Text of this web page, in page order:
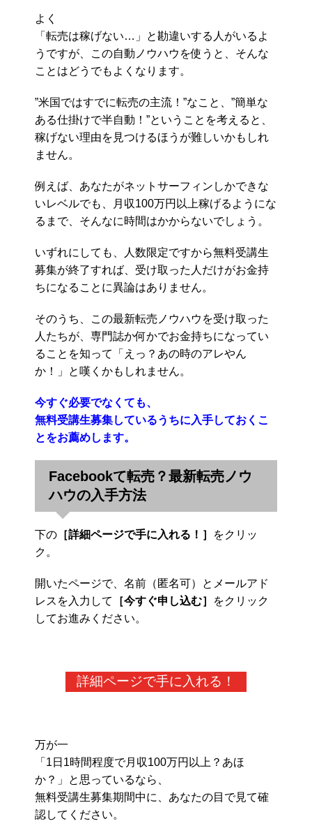
よく
「転売は稼げない…」と勘違いする人がいるよ
うですが、この自動ノウハウを使うと、そんな
ことはどうでもよくなります。
”米国ではすでに転売の主流！”なこと、”簡単な
ある仕掛けで半自動！”ということを考えると、
稼げない理由を見つけるほうが難しいかもしれ
ません。
例えば、あなたがネットサーフィンしかできな
いレベルでも、月収100万円以上稼げるようにな
るまで、そんなに時間はかからないでしょう。
いずれにしても、人数限定ですから無料受講生
募集が終了すれば、受け取った人だけがお金持
ちになることに異論はありません。
そのうち、この最新転売ノウハウを受け取った
人たちが、専門誌か何かでお金持ちになってい
ることを知って「えっ？あの時のアレやん
か！」と嘆くかもしれません。
今すぐ必要でなくても、
無料受講生募集しているうちに入手しておくこ
とをお薦めします。
Facebookて転売？最新転売ノウ
ハウの入手方法
下の ［詳細ページで手に入れる！］
をクリッ
ク。
開いたページで、名前（匿名可）とメールアド
レスを入力して
［今すぐ申し込む］
をクリック
してお進みください。
詳細ページで手に入れる！
万が一
「1日1時間程度で月収100万円以上？あほ
か？」と思っているなら、
無料受講生募集期間中に、あなたの目で見て確
認してください。